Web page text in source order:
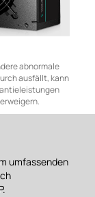
abnormale
ausfällt, kann
umfassenden